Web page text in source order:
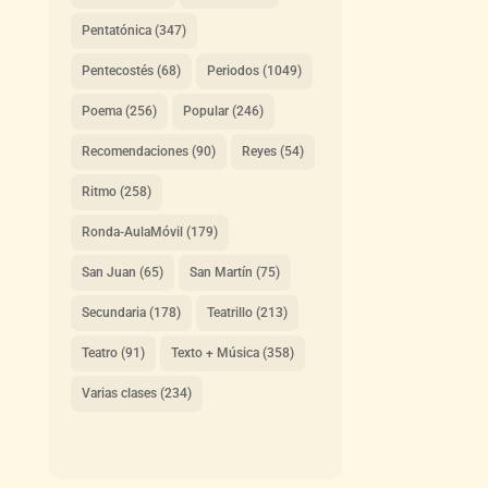
Pentatónica(347)
Pentecostés(68) Periodos(1049)
Poema(256) Popular(246)
Recomendaciones(90) Reyes(54)
Ritmo(258)
Ronda-AulaMóvil (179)
San Juan (65) San Martín (75)
Secundaria(178) Teatrillo(213)
Teatro(91) Texto + Música(358)
Varias clases(234)